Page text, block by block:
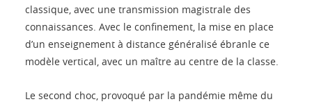
classique, avec une transmission magistrale des
connaissances. Avec le confinement, la mise en place
d’un enseignement à distance généralisé ébranle ce
modèle vertical, avec un maître au centre de la classe.
Le second choc, provoqué par la pandémie même du